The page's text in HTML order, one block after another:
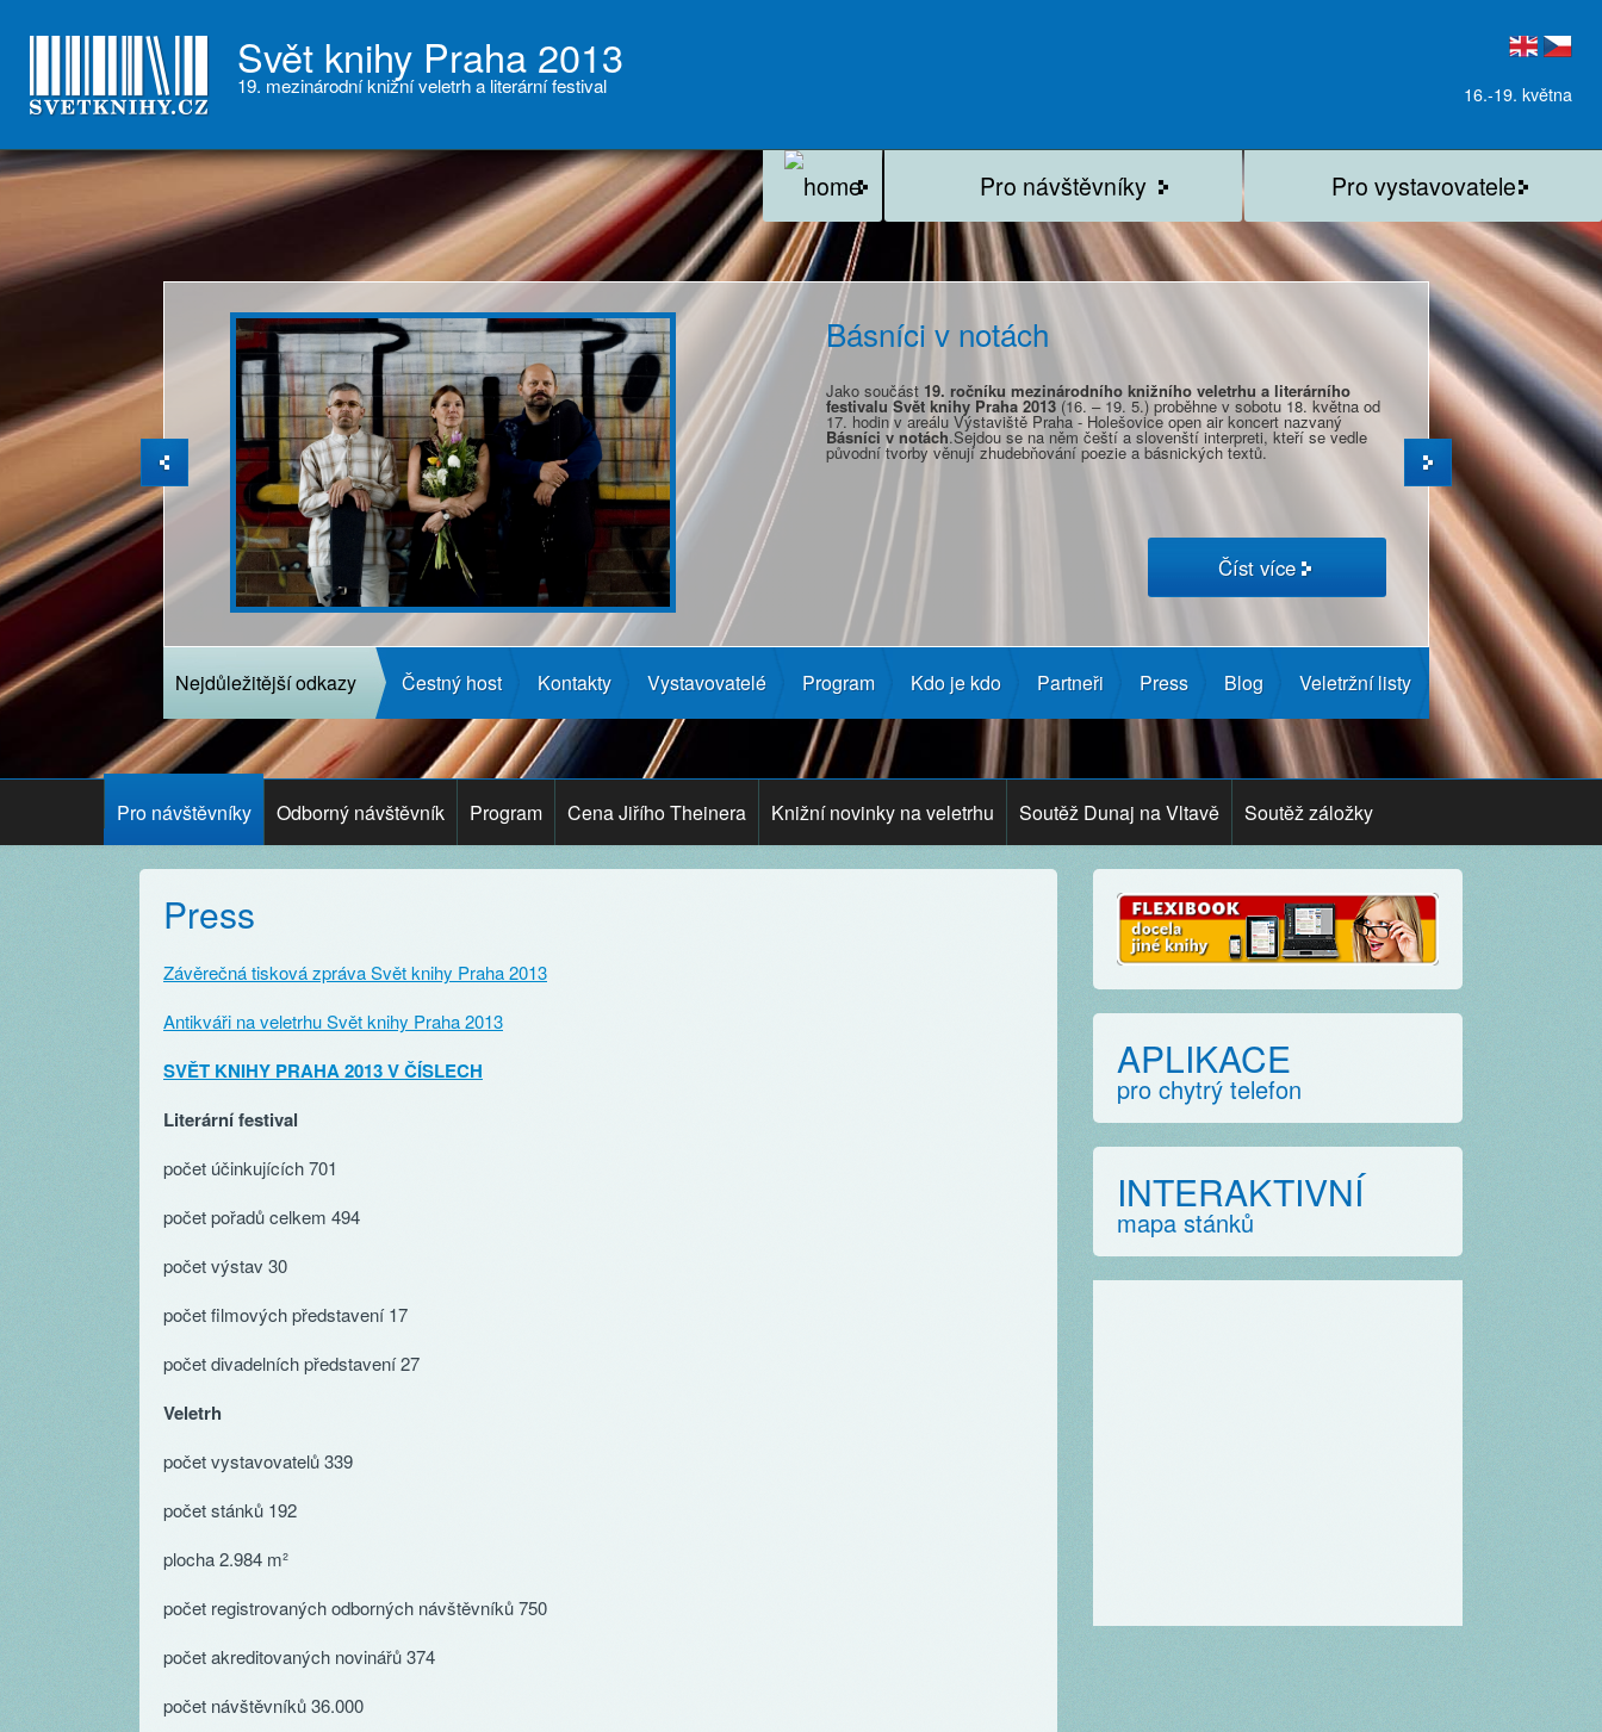
16.-19. května
Svět knihy Praha 2013
19. mezinárodní knižní veletrh a literární festival
Pro vystavovatele
Pro návštěvníky
Básníci v notách
Jako součást 19. ročníku mezinárodního knižního veletrhu a literárního
festivalu Svět knihy Praha 2013 (16. – 19. 5.) proběhne v sobotu 18. května od
17. hodin v areálu Výstaviště Praha - Holešovice open air koncert nazvaný
Básníci v notách.Sejdou se na něm čeští a slovenští interpreti, kteří se vedle
původní tvorby věnují zhudebňování poezie a básnických textů.
Číst více
Nejdůležitější odkazy Čestný host Kontakty Vystavovatelé Program Kdo je kdo Partneři Press Blog Veletržní listy
Pro návštěvníky Odborný návštěvník Program Cena Jiřího Theinera Knižní novinky na veletrhu Soutěž Dunaj na Vltavě Soutěž záložky
Press
Závěrečná tisková zpráva Svět knihy Praha 2013
Antikváři na veletrhu Svět knihy Praha 2013
SVĚT KNIHY PRAHA 2013 V ČÍSLECH
Literární festival
počet účinkujících 701
počet pořadů celkem 494
počet výstav 30
počet filmových představení 17
počet divadelních představení 27
Veletrh
počet vystavovatelů 339
počet stánků 192
plocha 2.984 m²
počet registrovaných odborných návštěvníků 750
počet akreditovaných novinářů 374
počet návštěvníků 36.000
APLIKACE
pro chytrý telefon
INTERAKTIVNÍ
mapa stánků